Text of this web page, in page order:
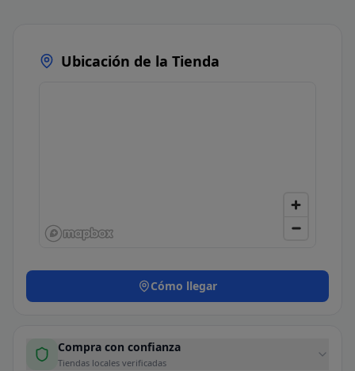
Ubicación de la Tienda
Cómo llegar
Compra con confianza
Tiendas locales verificadas